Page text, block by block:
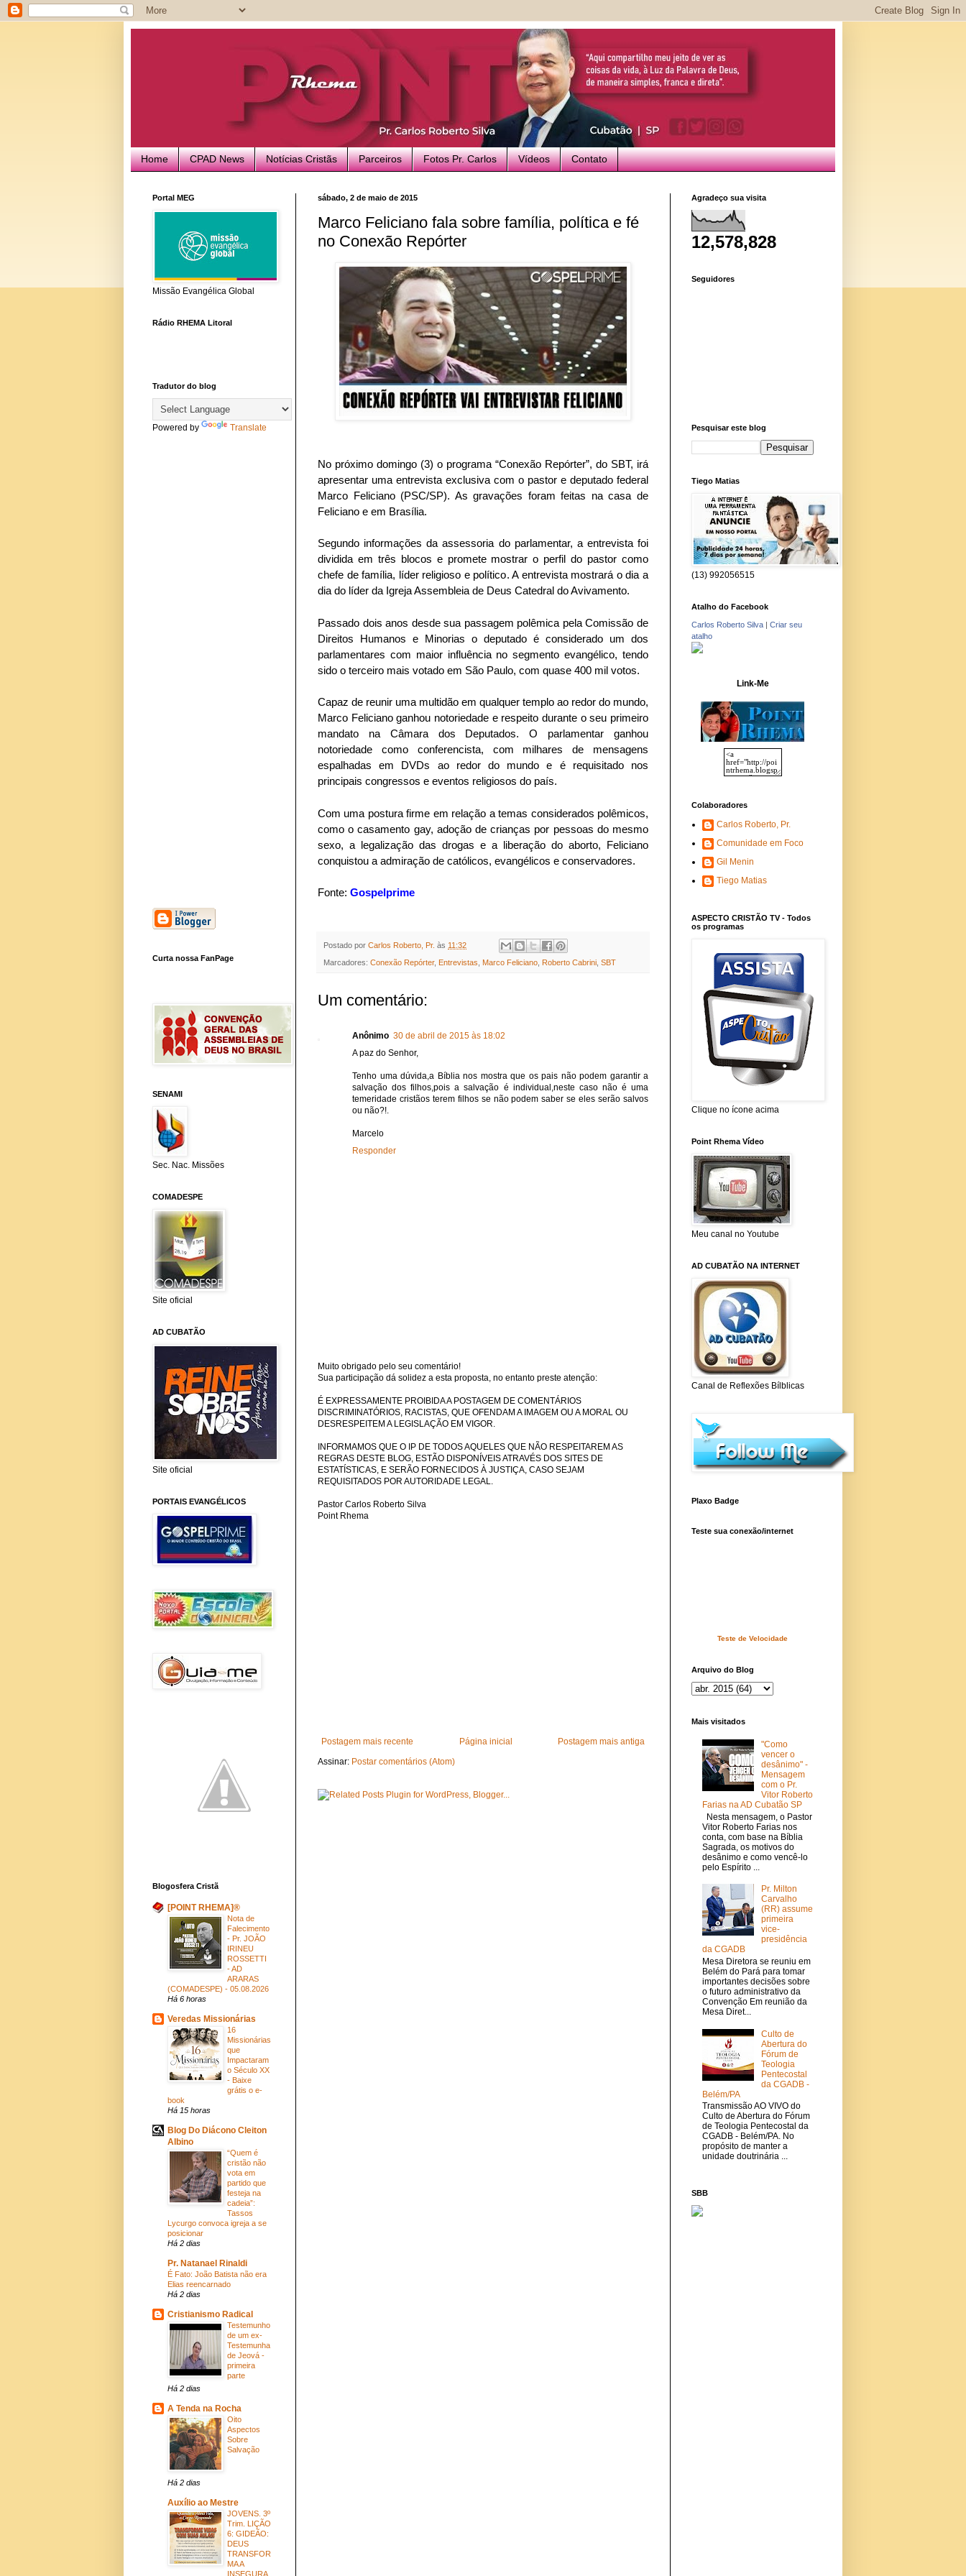
Home CPAD News Notícias Cristãs Parceiros Fotos Pr. Carlos Vídeos Contato
sábado, 2 de maio de 2015
Marco Feliciano fala sobre família, política e fé
no Conexão Repórter
No próximo domingo (3) o programa “Conexão Repórter”, do SBT, irá
apresentar uma entrevista exclusiva com o pastor e deputado federal
Marco Feliciano (PSC/SP). As gravações foram feitas na casa de
Feliciano e em Brasília.
Segundo informações da assessoria do parlamentar, a entrevista foi
dividida em três blocos e promete mostrar o perfil do pastor como
chefe de família, líder religioso e político. A entrevista mostrará o dia a
dia do líder da Igreja Assembleia de Deus Catedral do Avivamento.
Passado dois anos desde sua passagem polêmica pela Comissão de
Direitos Humanos e Minorias o deputado é considerado um dos
parlamentares com maior influência no segmento evangélico, tendo
sido o terceiro mais votado em São Paulo, com quase 400 mil votos.
Capaz de reunir uma multidão em qualquer templo ao redor do mundo,
Marco Feliciano ganhou notoriedade e respeito durante o seu primeiro
mandato na Câmara dos Deputados. O parlamentar ganhou
notoriedade como conferencista, com milhares de mensagens
espalhadas em DVDs ao redor do mundo e é requisitado nos
principais congressos e eventos religiosos do país.
Com uma postura firme em relação a temas considerados polêmicos,
como o casamento gay, adoção de crianças por pessoas do mesmo
sexo, a legalização das drogas e a liberação do aborto, Feliciano
conquistou a admiração de católicos, evangélicos e conservadores.
Fonte: Gospelprime
Postado por Carlos Roberto, Pr. às 11:32
Marcadores: Conexão Repórter, Entrevistas Marco Feliciano Roberto Cabrini SBT
Um comentário:
Anônimo 30 de abril de 2015 às 18:02
A paz do Senhor,
Tenho uma dúvida,a Bíblia nos mostra que os pais não podem garantir a
salvação dos filhos,pois a salvação é individual,neste caso não é uma
temeridade cristãos terem filhos se não podem saber se eles serão salvos
ou não?!.
Marcelo
Responder
Muito obrigado pelo seu comentário!
Sua participação dá solidez a esta proposta, no entanto preste atenção:
É EXPRESSAMENTE PROIBIDA A POSTAGEM DE COMENTÁRIOS
DISCRIMINATÓRIOS, RACISTAS, QUE OFENDAM A IMAGEM OU A MORAL OU
DESRESPEITEM A LEGISLAÇÃO EM VIGOR.
INFORMAMOS QUE O IP DE TODOS AQUELES QUE NÃO RESPEITAREM AS
REGRAS DESTE BLOG, ESTÃO DISPONÍVEIS ATRAVÉS DOS SITES DE
ESTATÍSTICAS, E SERÃO FORNECIDOS À JUSTIÇA, CASO SEJAM
REQUISITADOS POR AUTORIDADE LEGAL.
Pastor Carlos Roberto Silva
Point Rhema
Postagem mais recente Postagem mais antiga
Página inicial
Assinar: Postar comentários (Atom)
Portal MEG
Missão Evangélica Global
Rádio RHEMA Litoral
Tradutor do blog
Powered by Translate
Curta nossa FanPage
SENAMI
Sec. Nac. Missões
COMADESPE
Site oficial
AD CUBATÃO
Site oficial
PORTAIS EVANGÉLICOS
Blogosfera Cristã
[POINT RHEMA]®
Nota de
Falecimento
- Pr. JOÃO
IRINEU
ROSSETTI
- AD
ARARAS
(COMADESPE) - 05.08.2026
Há 6 horas
Veredas Missionárias
16
Missionárias
que
Impactaram
o Século XX
- Baixe
grátis o e-
book
Há 15 horas
Blog Do Diácono Cleiton
Albino
“Quem é
cristão não
vota em
partido que
festeja na
cadeia”:
Tassos
Lycurgo convoca igreja a se
posicionar
Há 2 dias
Pr. Natanael Rinaldi
É Fato: João Batista não era
Elias reencarnado
Há 2 dias
Cristianismo Radical
Testemunho
de um ex-
Testemunha
de Jeová -
primeira
parte
Há 2 dias
A Tenda na Rocha
Oito
Aspectos
Sobre
Salvação
Há 2 dias
Auxílio ao Mestre
JOVENS. 3º
Trim. LIÇÃO
6: GIDEÃO:
DEUS
TRANSFOR
MA A
INSEGURA
Agradeço sua visita
12,578,828
Seguidores
Pesquisar este blog
Tiego Matias
(13) 992056515
Atalho do Facebook
Carlos Roberto Silva | Criar seu
atalho
Link-Me
Colaboradores
Carlos Roberto, Pr.
Comunidade em Foco
Gil Menin
Tiego Matias
ASPECTO CRISTÃO TV - Todos
os programas
Clique no ícone acima
Point Rhema Vídeo
Meu canal no Youtube
AD CUBATÃO NA INTERNET
Canal de Reflexões Bílblicas
Plaxo Badge
Teste sua conexão/internet
Teste de Velocidade
Arquivo do Blog
Mais visitados
"Como
vencer o
desânimo" -
Mensagem
com o Pr.
Vitor Roberto
Farias na AD Cubatão SP
Nesta mensagem, o Pastor
Vitor Roberto Farias nos
conta, com base na Bíblia
Sagrada, os motivos do
desânimo e como vencê-lo
pelo Espírito ...
Pr. Milton
Carvalho
(RR) assume
primeira
vice-
presidência
da CGADB
Mesa Diretora se reuniu em
Belém do Pará para tomar
importantes decisões sobre
o futuro administrativo da
Convenção Em reunião da
Mesa Diret...
Culto de
Abertura do
Fórum de
Teologia
Pentecostal
da CGADB -
Belém/PA
Transmissão AO VIVO do
Culto de Abertura do Fórum
de Teologia Pentecostal da
CGADB - Belém/PA. No
propósito de manter a
unidade doutrinária ...
SBB